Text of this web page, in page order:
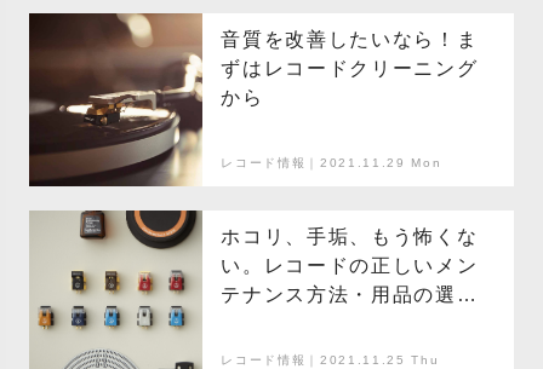
音質を改善したいなら！ま
ずはレコードクリーニング
から
レコード情報｜2021.11.29 Mon
ホコリ、手垢、もう怖くな
い。レコードの正しいメン
テナンス方法・用品の選び
レコード情報｜2021.11.25 Thu